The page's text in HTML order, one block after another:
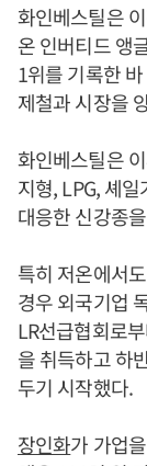
화인베스틸은
온 인버티드 앵
1위를 기록한
제철과 시장을
화인베스틸은
지형, LPG, 셰
대응한 신강종
특히 저온에서
경우 외국기업
LR선급협회로
을 취득하고 하
두기 시작했다.
장인화가 가업